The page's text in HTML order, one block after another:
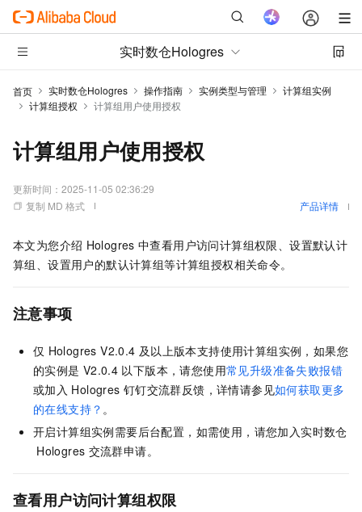
实时数仓Hologres
首页 实时数仓Hologres 操作指南 实例类型与管理
计算组实例
计算组授权
计算组用户使用授权
计算组用户使用授权
更新时间： 2025-11-05 02:36:29
复制 MD 格式
产品详情
本文为您介绍 Hologres 中查看用户访问计算组权限、设置默认计
算组、设置用户的默认计算组等计算组授权相关命令。
注意事项
仅 Hologres V2.0.4 及以上版本支持使用计算组实例，如果您
的实例是 V2.0.4 以下版本，请您使用常见升级准备失败报错
或加入 Hologres 钉钉交流群反馈，详情请参见如何获取更多
的在线支持？ 。
开启计算组实例需要后台配置，如需使用，请您加入实时数仓
Hologres 交流群申请。
查看用户访问计算组权限